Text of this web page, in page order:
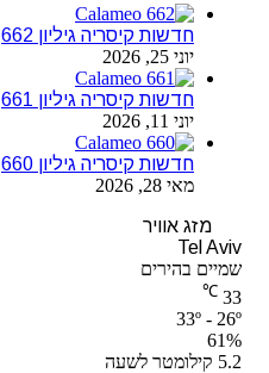
חדשות קיסריה גיליון 662
יוני 25, 2026
חדשות קיסריה גיליון 661
יוני 11, 2026
חדשות קיסריה גיליון 660
מאי 28, 2026
מזג אוויר
Tel Aviv
שמיים בהירים
33
℃
33º - 26º
61%
5.2 קילומטר לשעה